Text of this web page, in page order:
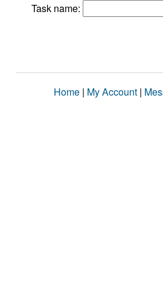
Task name:
Home | My Account |